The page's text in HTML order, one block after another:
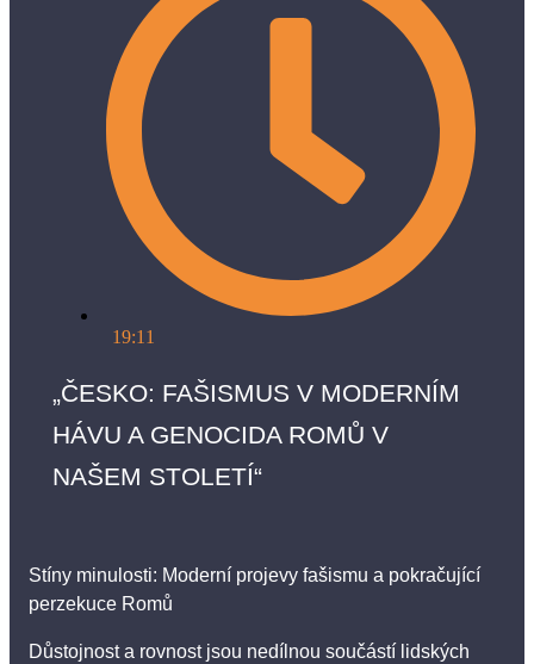
19:11
„ČESKO: FAŠISMUS V MODERNÍM
HÁVU A GENOCIDA ROMŮ V
NAŠEM STOLETÍ“
Stíny minulosti: Moderní projevy fašismu a pokračující
perzekuce Romů
Důstojnost a rovnost jsou nedílnou součástí lidských